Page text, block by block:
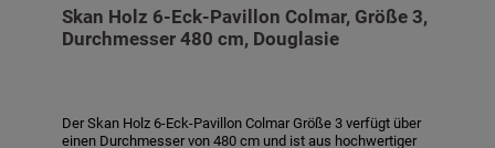
Skan Holz 6-Eck-Pavillon Colmar, Größe 3,
Durchmesser 480 cm, Douglasie
Der Skan Holz 6-Eck-Pavillon Colmar Größe 3 verfügt über
einen Durchmesser von 480 cm und ist aus hochwertiger